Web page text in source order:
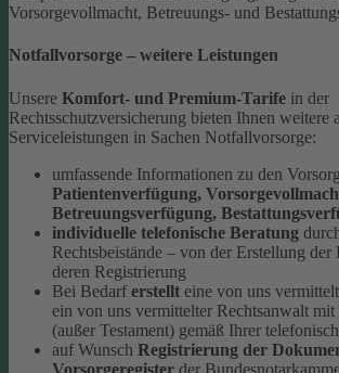
Vorsorgevollmacht, Betreuungs- und
Notfallvorsorge – weitere Leistungen
Unsere Komfort- und Premium-Tarife in der
Rechtsschutzversicherung bieten Ihnen weitere
Serviceleistungen in Sachen Notfallvorsorge:
umfassende Informationen zu den
Patientenverfügung,
Betreuungsverfügung,
individuelle telefonische Beratung
Rechtsbeistände – von der Erstellung der
deren Registrierung
Bei Bedarf erstellt eine von uns
ein von uns vermittelter Rechtsanwalt
(außer Testament) gemäß Ihrer
auf Wunsch Registrierung der
Vorsorgeregister der